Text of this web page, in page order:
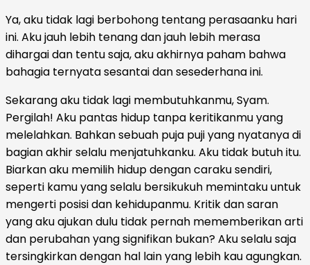
Ya, aku tidak lagi berbohong tentang perasaanku hari
ini. Aku jauh lebih tenang dan jauh lebih merasa
dihargai dan tentu saja, aku akhirnya paham bahwa
bahagia ternyata sesantai dan sesederhana ini.
Sekarang aku tidak lagi membutuhkanmu, Syam.
Pergilah! Aku pantas hidup tanpa keritikanmu yang
melelahkan. Bahkan sebuah puja puji yang nyatanya di
bagian akhir selalu menjatuhkanku. Aku tidak butuh itu.
Biarkan aku memilih hidup dengan caraku sendiri,
seperti kamu yang selalu bersikukuh memintaku untuk
mengerti posisi dan kehidupanmu. Kritik dan saran
yang aku ajukan dulu tidak pernah mememberikan arti
dan perubahan yang signifikan bukan? Aku selalu saja
tersingkirkan dengan hal lain yang lebih kau agungkan.